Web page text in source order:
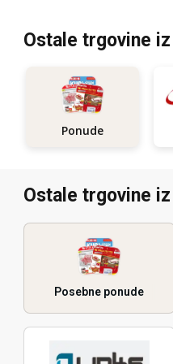
Ostale trgovine
Ponude
Ostale trgovine
Posebne ponude